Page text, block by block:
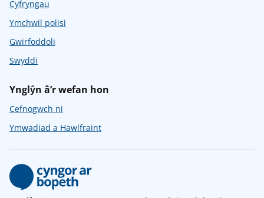
Cyfryngau
Ymchwil polisi
Gwirfoddoli
Swyddi
Ynglŷn â’r wefan hon
Cefnogwch ni
Ymwadiad a Hawlfraint